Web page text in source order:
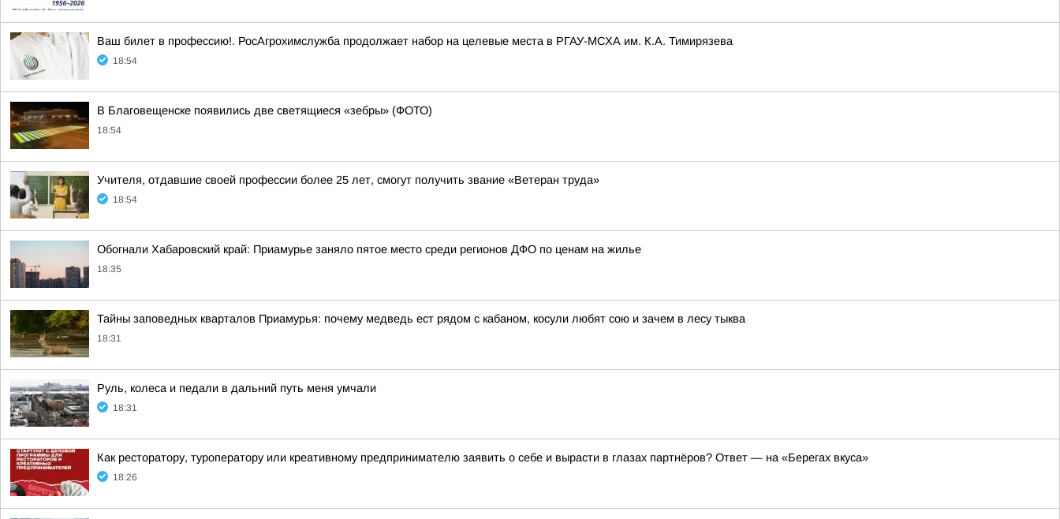
Ваш билет в профессию!. РосАгрохимслужба продолжает набор на целевые места в РГАУ-МСХА им. К.А. Тимирязева
18:54
В Благовещенске появились две светящиеся «зебры» (ФОТО)
18:54
Учителя, отдавшие своей профессии более 25 лет, смогут получить звание «Ветеран труда»
18:54
Обогнали Хабаровский край: Приамурье заняло пятое место среди регионов ДФО по ценам на жилье
18:35
Тайны заповедных кварталов Приамурья: почему медведь ест рядом с кабаном, косули любят сою и зачем в лесу тыква
18:31
Руль, колеса и педали в дальний путь меня умчали
18:31
Как ресторатору, туроператору или креативному предпринимателю заявить о себе и вырасти в глазах партнёров? Ответ — на «Берегах вкуса»
18:26